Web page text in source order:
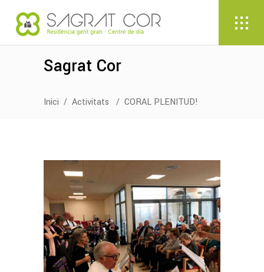
Sagrat Cor
Inici / Activitats / CORAL PLENITUD!